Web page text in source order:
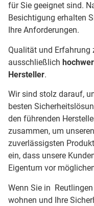
für Sie geeignet sind.
Besichtigung erhalten
Ihre Anforderungen.
Qualität und Erfahrung
ausschließlich
Hersteller.
Wir sind stolz darauf,
besten
den führenden
zusammen, um
zuverlässigsten
ein, dass unsere
Eigentum vor
Wenn Sie in
wohnen und Ihre